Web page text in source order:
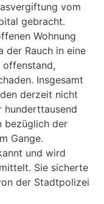
vom
gebracht.
Wohnung
der Rauch in eine
offenstand,
Insgesamt
derzeit nicht
hunderttausend
bezüglich der
Gange.
und wird
Sie sicherte
der Stadtpolizei